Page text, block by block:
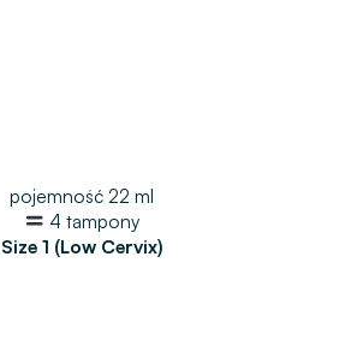
pojemność 22 ml
4 tampony
Size 1 (Low Cervix)